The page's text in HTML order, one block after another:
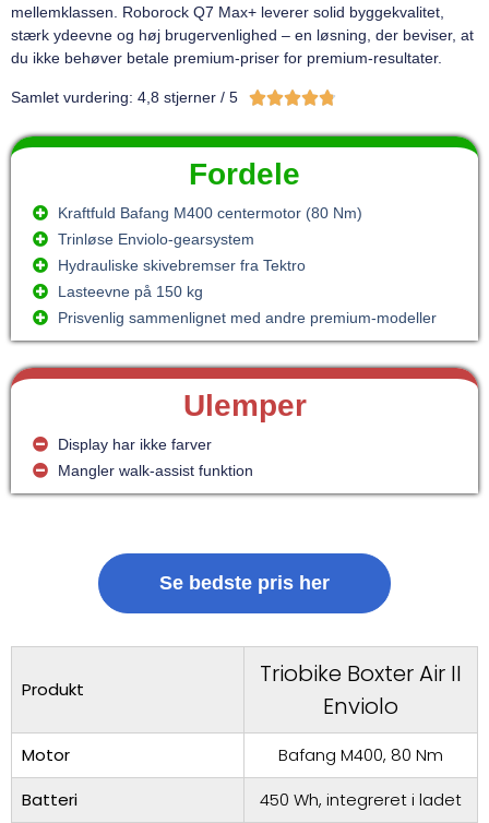
mellemklassen. Roborock Q7 Max+ leverer solid byggekvalitet,
stærk ydeevne og høj brugervenlighed – en løsning, der beviser, at
du ikke behøver betale premium-priser for premium-resultater.
Samlet vurdering: 4,8 stjerner / 5 
Fordele
Kraftfuld Bafang M400 centermotor (80 Nm)
Trinløse Enviolo-gearsystem
Hydrauliske skivebremser fra Tektro
Lasteevne på 150 kg
Prisvenlig sammenlignet med andre premium-modeller
Ulemper
Display har ikke farver
Mangler walk-assist funktion
Se bedste pris her
Produkt
Triobike Boxter Air II
Enviolo
Motor
Bafang M400, 80 Nm
Batteri
450 Wh, integreret i ladet